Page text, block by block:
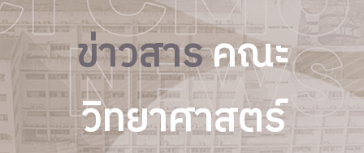
ข่าวสารคณะ
วิทยาศาสตร์